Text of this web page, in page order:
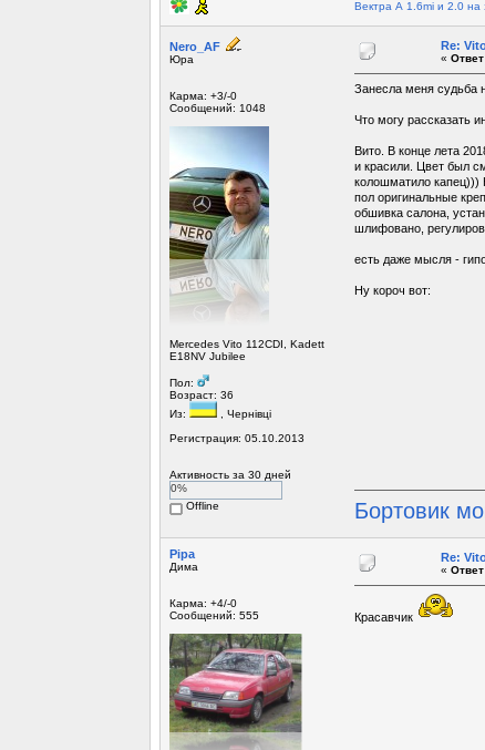
Вектра А 1.6mi и 2.0 на
Nero_AF
Юра
Карма: +3/-0
Сообщений: 1048
Mercedes Vito 112CDI, Kadett
E18NV Jubilee
Пол:
Возраст: 36
Из:
, Чернівці
Регистрация: 05.10.2013
Активность за 30 дней
0%
Offline
Re:
«
Занесла меня судьба
Что могу рассказать
Вито. В конце лета
и красили. Цвет был
колошматило капец)))
пол оригинальные
обшивка салона,
шлифовано,
есть даже мысля -
Ну короч вот:
Бортовик
Pipa
Дима
Карма: +4/-0
Сообщений: 555
Re:
«
Красавчик